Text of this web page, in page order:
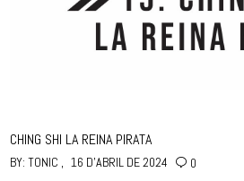
CHING SHI LA REINA PIRATA
BY:TONIC 16 D'ABRIL DE 2024 0